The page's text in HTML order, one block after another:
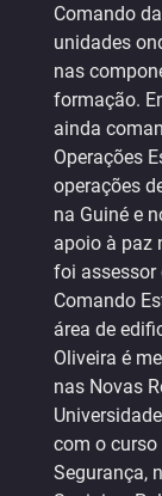
Comando
unidades
nas
formação.
ainda
Operações
operações
na Guiné e
apoio à paz
foi assessor
Comando
área de
Oliveira é
nas Novas
com o
Segurança,